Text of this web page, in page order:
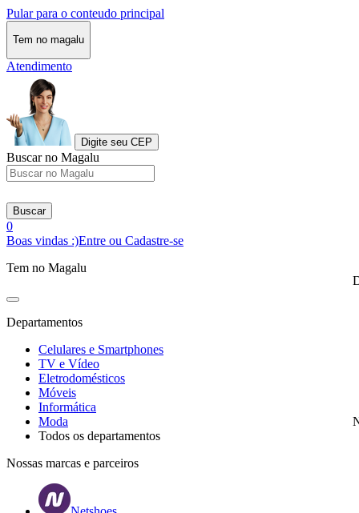
Pular para o conteudo principal
Tem no magalu
Atendimento
Digite seu CEP
Buscar no Magalu
Buscar
0
Boas vindas :)Entre ou Cadastre-se
Tem no Magalu
Departamentos
Celulares e Smartphones
TV e Vídeo
Eletrodomésticos
Móveis
Informática
Moda
Todos os departamentos
Nossas marcas e parceiros